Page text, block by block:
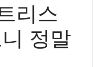
리스
정말